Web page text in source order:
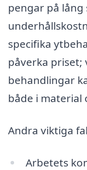
pengar på
specifika
påverka priset;
behandlingar
både i material
Andra viktiga
Arbetets